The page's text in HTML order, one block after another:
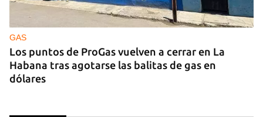
GAS
Los puntos de ProGas vuelven a cerrar en La
Habana tras agotarse las balitas de gas en
dólares